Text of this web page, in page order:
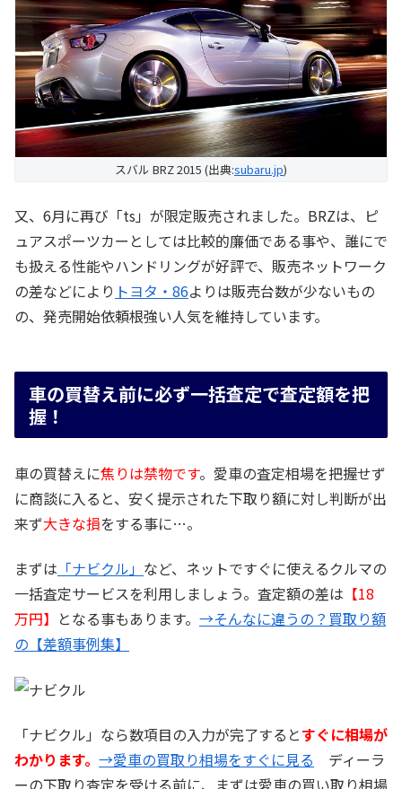
スバル BRZ 2015 (出典:subaru.jp)
又、6月に再び「ts」が限定販売されました。BRZは、ピ
ュアスポーツカーとしては比較的廉価である事や、誰にで
も扱える性能やハンドリングが好評で、販売ネットワーク
の差などにより トヨタ・86よりは販売台数が少ないもの
の、発売開始依頼根強い人気を維持しています。
車の買替え前に必ず一括査定で査定額を把
握！
車の買替えに焦りは禁物です。愛車の査定相場を把握せず
に商談に入ると、安く提示された下取り額に対し判断が出
来ず大きな損をする事に…。
まずは 「ナビクル」 など、ネットですぐに使えるクルマの
一括査定サービスを利用しましょう。査定額の差は 【18
万円】 となる事もあります。 →そんなに違うの？買取り額
の【差額事例集】
「ナビクル」なら数項目の入力が完了するとすぐに相場が
わかります。 →愛車の買取り相場をすぐに見る ディーラ
ーの下取り査定を受ける前に、まずは愛車の買い取り相場